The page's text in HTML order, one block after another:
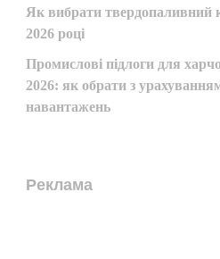
Як вибрати твердопаливний
2026 році
Промислові підлоги для
2026: як обрати з
навантажень
Реклама